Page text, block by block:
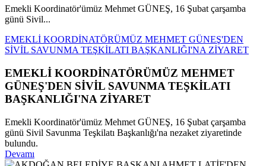
Emekli Koordinatör'ümüz Mehmet GÜNEŞ, 16 Şubat çarşamba
günü Sivil...
EMEKLİ KOORDİNATÖRÜMÜZ MEHMET GÜNEŞ'DEN
SİVİL SAVUNMA TEŞKİLATI BAŞKANLIĞI'NA ZİYARET
EMEKLİ KOORDİNATÖRÜMÜZ MEHMET
GÜNEŞ'DEN SİVİL SAVUNMA TEŞKİLATI
BAŞKANLIĞI'NA ZİYARET
Emekli Koordinatör'ümüz Mehmet GÜNEŞ, 16 Şubat çarşamba
günü Sivil Savunma Teşkilatı Başkanlığı'na nezaket ziyaretinde
bulundu.
Devamı